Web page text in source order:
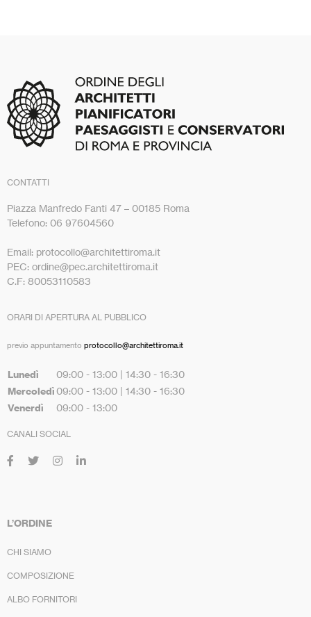
CONTATTI
Piazza Manfredo Fanti 47 – 00185 Roma
Telefono: 06 97604560
Email: protocollo@architettiroma.it
PEC: ordine@pec.architettiroma.it
C.F: 80053110583
ORARI DI APERTURA AL PUBBLICO
previo appuntamento protocollo@architettiroma.it
Lunedì 09:00 - 13:00 | 14:30 - 16:30
Mercoledì 09:00 - 13:00 | 14:30 - 16:30
Venerdì 09:00 - 13:00
CANALI SOCIAL
L’ORDINE
CHI SIAMO
COMPOSIZIONE
ALBO FORNITORI